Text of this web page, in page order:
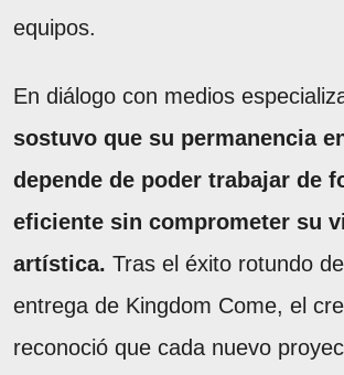
equipos.
En diálogo con medios
sostuvo que su permanencia
depende de poder trabajar de
eficiente sin comprometer su
artística. Tras el éxito rotundo
entrega de Kingdom Come, el
reconoció que cada nuevo